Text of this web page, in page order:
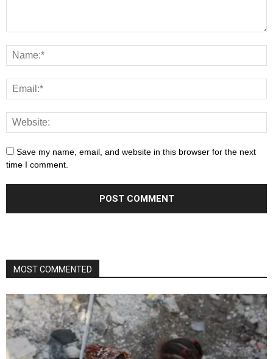
Save my name, email, and website in this browser for the next
time I comment.
MOST COMMENTED